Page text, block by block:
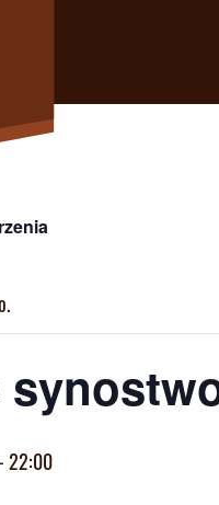
22:00